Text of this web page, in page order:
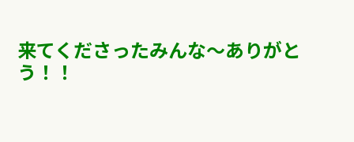
来てくださったみんな〜ありがと
う！！